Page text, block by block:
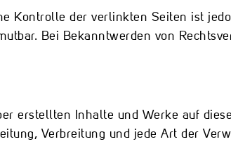
Kontrolle der verlinkten Seiten ist
Bei Bekanntwerden von
erstellten Inhalte und Werke auf
Verbreitung und jede Art der